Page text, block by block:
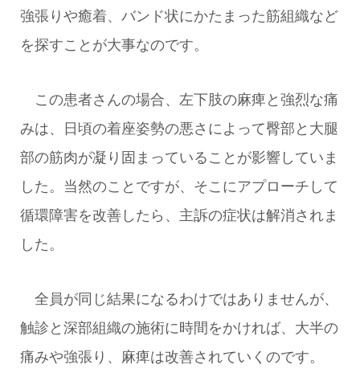
強張りや癒着、バンド状にかたまった筋組織など
を探すことが大事なのです。
この患者さんの場合、左下肢の麻痺と強烈な痛
みは、日頃の着座姿勢の悪さによって臀部と大腿
部の筋肉が凝り固まっていることが影響していま
した。当然のことですが、そこにアプローチして
循環障害を改善したら、主訴の症状は解消されま
した。
全員が同じ結果になるわけではありませんが、
触診と深部組織の施術に時間をかければ、大半の
痛みや強張り、麻痺は改善されていくのです。